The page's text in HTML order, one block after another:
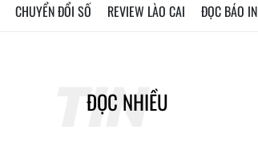
CHUYỂN ĐỔI SỐ REVIEW LÀO CAI ĐỌC BÁO IN
ĐỌC NHIỀU